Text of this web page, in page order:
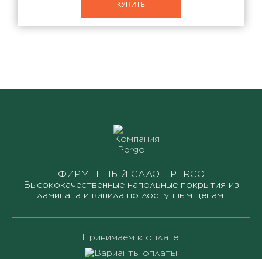
КУПИТЬ
ФИРМЕННЫЙ САЛОН PERGO
Высококачественные напольные покрытия из
ламината и винила по доступным ценам.
Принимаем к оплате: